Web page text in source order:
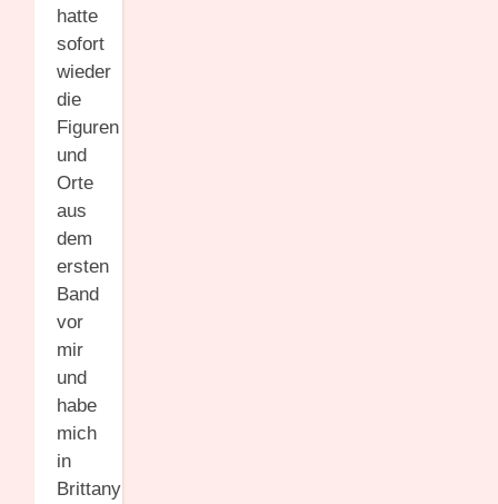
hatte
sofort
wieder
die
Figuren
und
Orte
aus
dem
ersten
Band
vor
mir
und
habe
mich
in
Brittany